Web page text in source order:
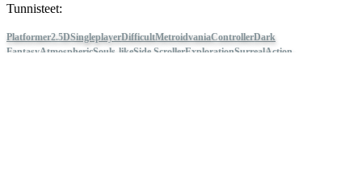
Tunnisteet:
Platformer2.5DSingleplayerDifficultMetroidvaniaControllerDark
FantasyAtmosphericSouls-likeSide ScrollerExplorationSurrealAction-